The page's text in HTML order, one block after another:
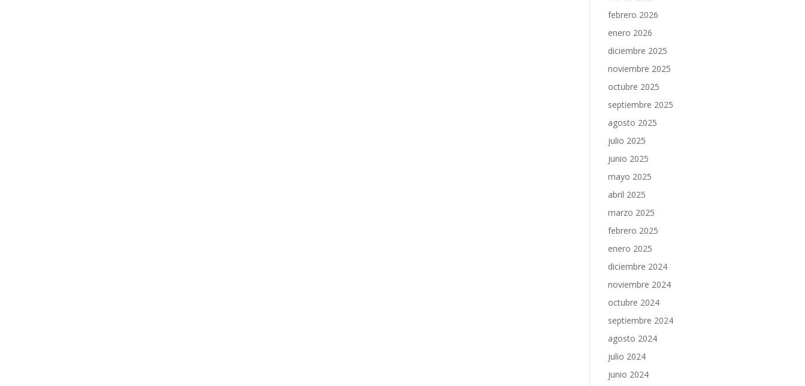
febrero 2026
enero 2026
diciembre 2025
noviembre 2025
octubre 2025
septiembre 2025
agosto 2025
julio 2025
junio 2025
mayo 2025
abril 2025
marzo 2025
febrero 2025
enero 2025
diciembre 2024
noviembre 2024
octubre 2024
septiembre 2024
agosto 2024
julio 2024
junio 2024